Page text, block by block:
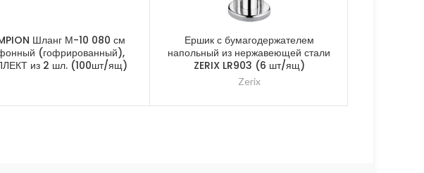
Шланг М-10 080 см
(гофрированный),
из 2 шл. (100шт/ящ)
Ершик с бумагодержателем
напольный из нержавеющей стали
ZERIX LR903 (6 шт/ящ)
Zerix